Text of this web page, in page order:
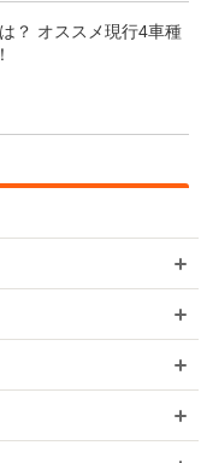
？ オススメ現行4車種